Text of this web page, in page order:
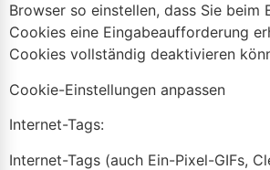
Browser so einstellen, dass Sie beim
Cookies eine Eingabeaufforderung
Cookies vollständig deaktivieren
Cookie-Einstellungen anpassen
Internet-Tags:
Internet-Tags (auch Ein-Pixel-GIFs,